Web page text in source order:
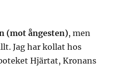
(mot ångesten), men
Jag har kollat hos
Hjärtat, Kronans